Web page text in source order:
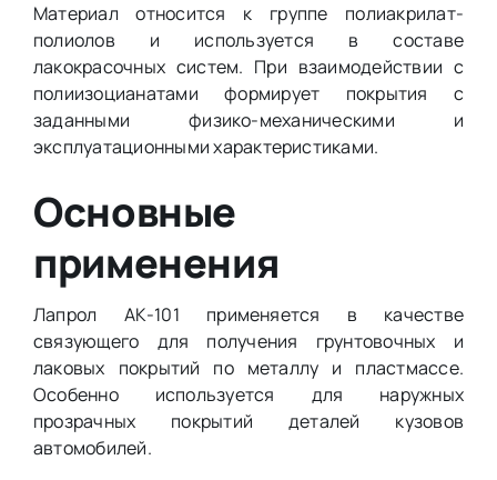
Материал относится к группе полиакрилат-
полиолов и используется в составе
лакокрасочных систем. При взаимодействии с
полиизоцианатами формирует покрытия с
заданными физико-механическими и
эксплуатационными характеристиками.
Основные
применения
Лапрол АК-101 применяется в качестве
связующего для получения грунтовочных и
лаковых покрытий по металлу и пластмассе.
Особенно используется для наружных
прозрачных покрытий деталей кузовов
автомобилей.